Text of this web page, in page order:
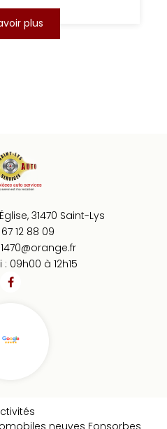
plus
31470 Saint-Lys
12 88 09
09h00 à 12h15